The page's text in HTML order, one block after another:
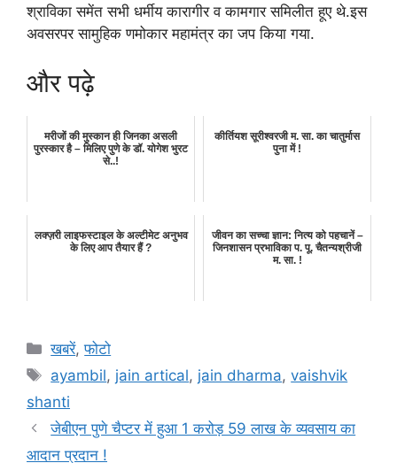
श्राविका समेंत सभी धर्मीय कारागीर व कामगार समिलीत हूए थे.इस
अवसरपर सामुहिक णमोकार महामंत्र का जप किया गया.
और पढ़े
मरीजों की मुस्कान ही जिनका असली
पुरस्कार है – मिलिए पुणे के डॉ. योगेश भुरट
से..!
कीर्तियश सूरीश्वरजी म. सा. का चातुर्मास
पुना में !
लक्ज़री लाइफस्टाइल के अल्टीमेट अनुभव
के लिए आप तैयार हैं ?
जीवन का सच्चा ज्ञान: नित्य को पहचानें –
जिनशासन प्रभाविका प. पू. चैतन्यश्रीजी
म. सा. !
Categories
खबरें,फोटो
Tags
ayambil, jain artical, jain dharma,vaishvik
shanti
जेबीएन पुणे चैप्टर में हुआ 1 करोड़ 59 लाख के व्यवसाय का
आदान प्रदान !